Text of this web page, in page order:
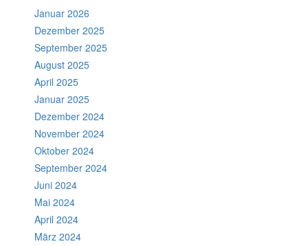
Januar 2026
Dezember 2025
September 2025
August 2025
April 2025
Januar 2025
Dezember 2024
November 2024
Oktober 2024
September 2024
Juni 2024
Mai 2024
April 2024
März 2024